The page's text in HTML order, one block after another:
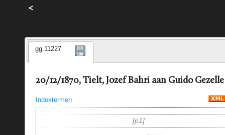
<
gg.11227
20/12/1870, Tielt, Jozef Bahri aan Guido Gezelle
Indextermen
p1